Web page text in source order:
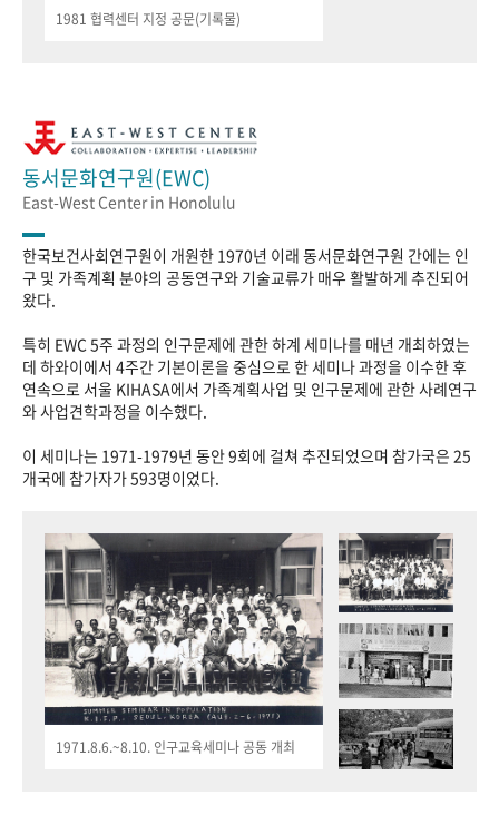
1981 협력센터 지정 공문(기록물)
동서문화연구원(EWC)
East-West Center in Honolulu
한국보건사회연구원이 개원한 1970년 이래 동서문화연구원 간에는 인
구 및 가족계획 분야의 공동연구와 기술교류가 매우 활발하게 추진되어
왔다.
특히 EWC 5주 과정의 인구문제에 관한 하계 세미나를 매년 개최하였는
데 하와이에서 4주간 기본이론을 중심으로 한 세미나 과정을 이수한 후
연속으로 서울 KIHASA에서 가족계획사업 및 인구문제에 관한 사례연구
와 사업견학과정을 이수했다.
이 세미나는 1971-1979년 동안 9회에 걸쳐 추진되었으며 참가국은 25
개국에 참가자가 593명이었다.
1971.8.6.~8.10. 인구교육세미나 공동 개최